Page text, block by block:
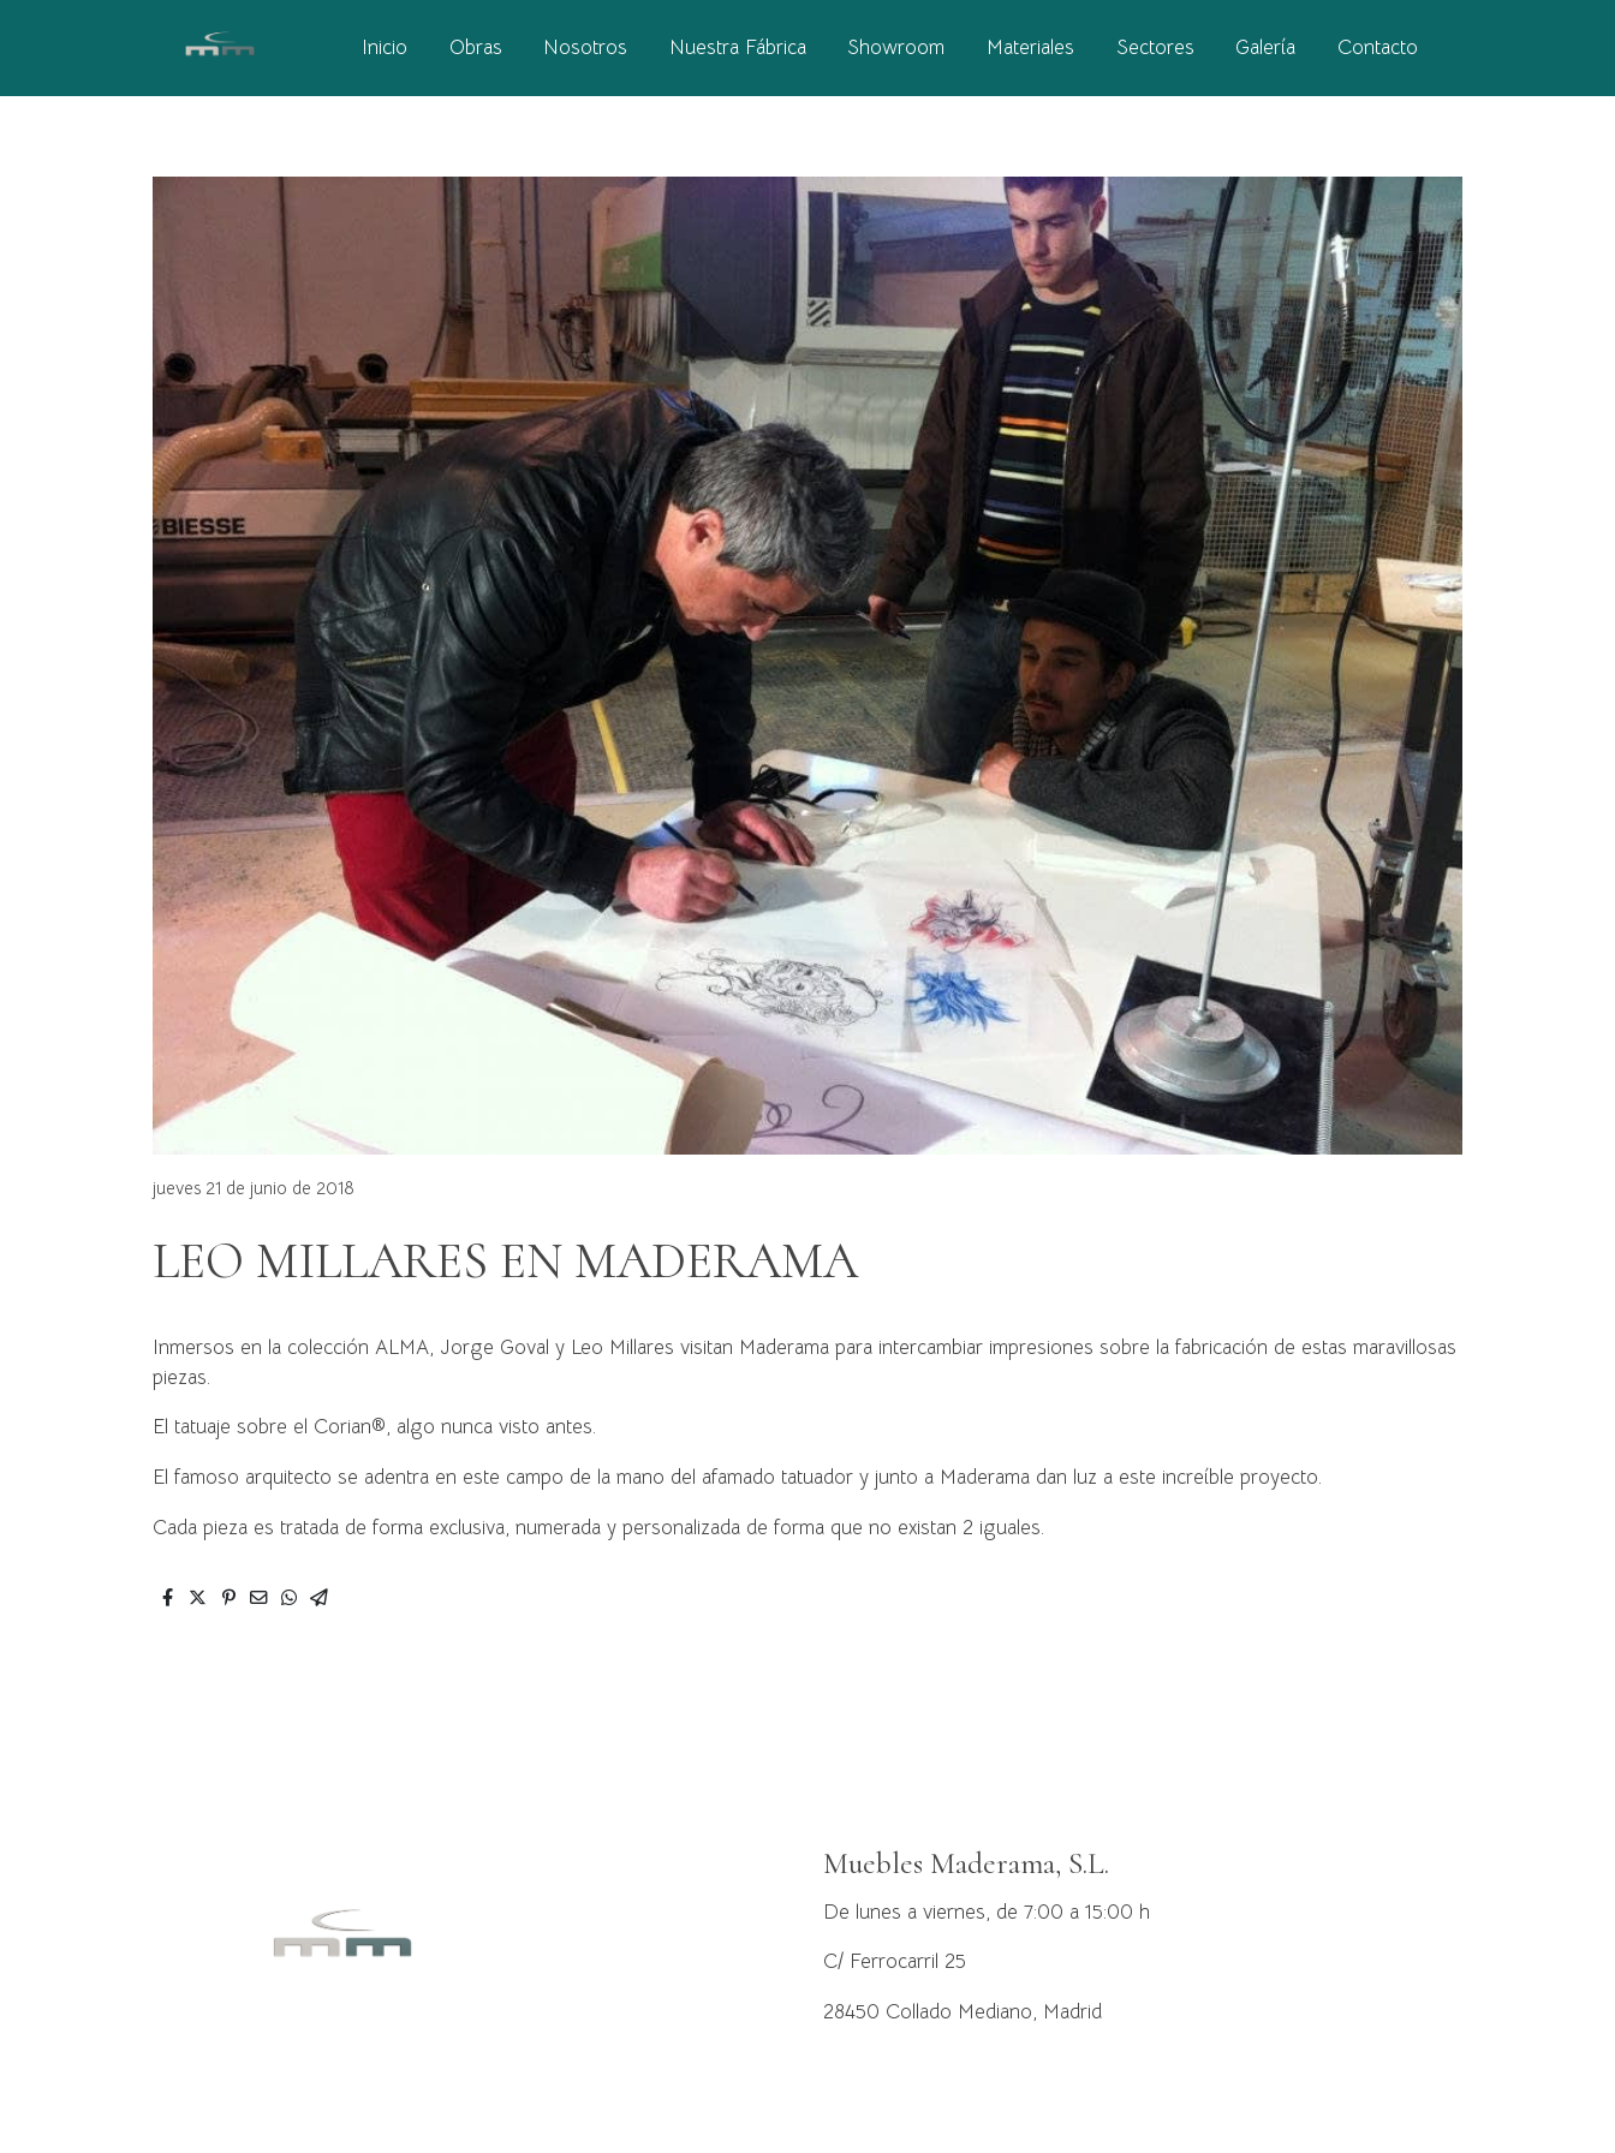
Inicio Obras Nosotros Nuestra Fábrica Showroom Materiales Sectores Galería Contacto
jueves 21 de junio de 2018
LEO MILLARES EN MADERAMA
Inmersos en la colección ALMA, Jorge Goval y Leo Millares visitan Maderama para intercambiar impresiones sobre la fabricación de estas maravillosas
piezas.
El tatuaje sobre el Corian®, algo nunca visto antes.
El famoso arquitecto se adentra en este campo de la mano del afamado tatuador y junto a Maderama dan luz a este increíble proyecto.
Cada pieza es tratada de forma exclusiva, numerada y personalizada de forma que no existan 2 iguales.
Muebles Maderama, S.L.
De lunes a viernes, de 7:00 a 15:00 h
C/ Ferrocarril 25
28450 Collado Mediano, Madrid